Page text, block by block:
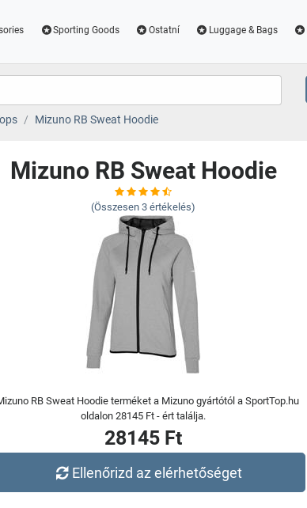
Sporting Goods Ostatní Luggage & Bags
Mizuno RB Sweat Hoodie
Mizuno RB Sweat Hoodie
(Összesen 3 értékelés)
RB Sweat Hoodie terméket a Mizuno gyártótól a SportTop.hu
oldalon 28145 Ft - ért találja.
28145 Ft
Ellenőrizd az elérhetőséget